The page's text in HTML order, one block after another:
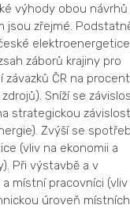
výhody obou návrhů
jsou zřejmé.
elektroenergetice
záborů krajiny pro
závazků ČR na
Sníží se
strategickou
Zvýší se
(vliv na ekonomii a
Při výstavbě a v
místní pracovníci (vliv
úroveň místních